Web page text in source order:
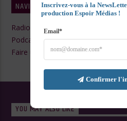
NAVIGATE
Radio Live
Podcasts
Faire un Don
YOU MAY ALSO LIKE
Inscrivez-vous à la
production Espoir Médias !
Email*
Confirmer